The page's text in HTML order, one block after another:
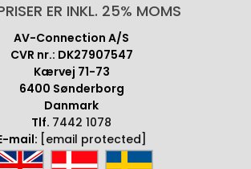
ER INKL. 25% MOMS
AV-Connection A/S
CVR nr.: DK27907547
Kærvej 71-73
6400 Sønderborg
Danmark
Tlf. 7442 1078
mail: [email protected]